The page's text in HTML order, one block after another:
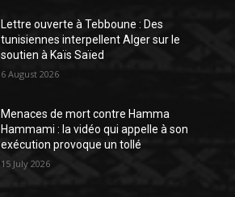
Lettre ouverte à Tebboune : Des
tunisiennes interpellent Alger sur le
soutien à Kaïs Saïed
6 August 2026
Menaces de mort contre Hamma
Hammami : la vidéo qui appelle à son
exécution provoque un tollé
15 July 2026